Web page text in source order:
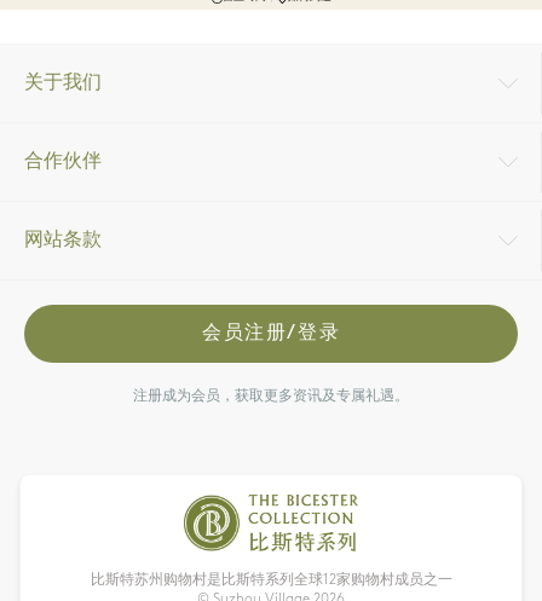
关于我们
合作伙伴
网站条款
会员注册/登录
注册成为会员，获取更多资讯及专属礼遇。
比斯特苏州购物村是比斯特系列全球12家购物村成员之一